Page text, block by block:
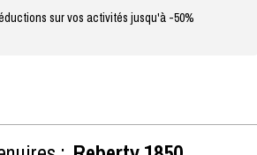
sur vos activités jusqu'à -50%